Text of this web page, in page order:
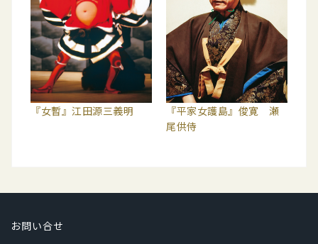
『女暫』江田源三義明
『平家女護島』俊寛 瀬
尾供侍
お問い合せ